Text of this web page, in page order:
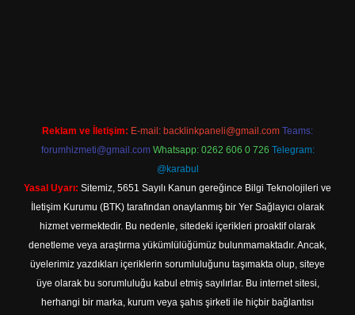
Reklam ve İletişim: E-mail: backlinkpaneli@gmail.com Teams:
forumhizmeti@gmail.com Whatsapp: 0262 606 0 726 Telegram:
@karabul
Yasal Uyarı: Sitemiz, 5651 Sayılı Kanun gereğince Bilgi Teknolojileri ve
İletişim Kurumu (BTK) tarafından onaylanmış bir Yer Sağlayıcı olarak
hizmet vermektedir. Bu nedenle, sitedeki içerikleri proaktif olarak
denetleme veya araştırma yükümlülüğümüz bulunmamaktadır. Ancak,
üyelerimiz yazdıkları içeriklerin sorumluluğunu taşımakta olup, siteye
üye olarak bu sorumluluğu kabul etmiş sayılırlar. Bu internet sitesi,
herhangi bir marka, kurum veya şahıs şirketi ile hiçbir bağlantısı